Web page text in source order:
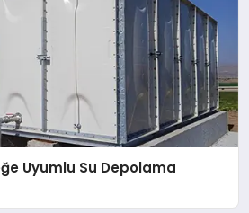
Uyumlu Su Depolama